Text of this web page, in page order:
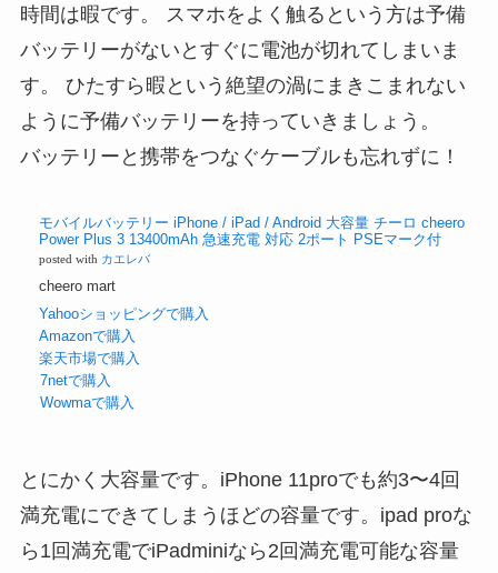
時間は暇です。 スマホをよく触るという方は予備
バッテリーがないとすぐに電池が切れてしまいま
す。 ひたすら暇という絶望の渦にまきこまれない
ように予備バッテリーを持っていきましょう。
バッテリーと携帯をつなぐケーブルも忘れずに！
モバイルバッテリー iPhone / iPad / Android 大容量 チーロ cheero
Power Plus 3 13400mAh 急速充電 対応 2ポート PSEマーク付
posted with カエレバ
cheero mart
Yahooショッピングで購入
Amazonで購入
楽天市場で購入
7netで購入
Wowmaで購入
とにかく大容量です。iPhone 11proでも約3〜4回
満充電にできてしまうほどの容量です。ipad proな
ら1回満充電でiPadminiなら2回満充電可能な容量